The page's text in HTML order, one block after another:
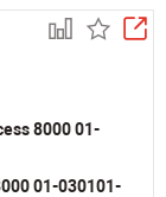
01-030101-